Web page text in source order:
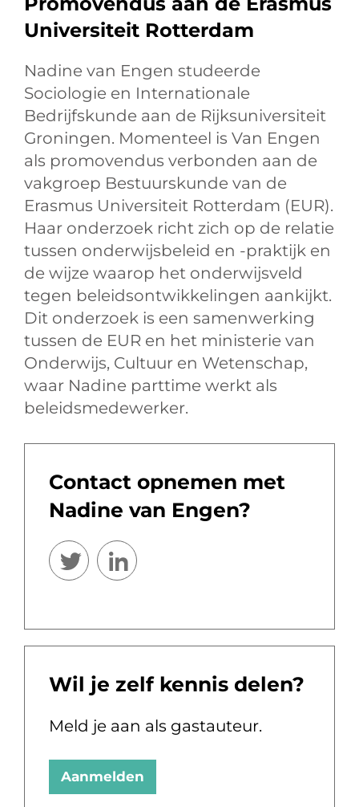
Universiteit Rotterdam
Nadine van Engen studeerde
Sociologie en Internationale
Bedrijfskunde aan de Rijksuniversiteit
Groningen. Momenteel is Van Engen
als promovendus verbonden aan de
vakgroep Bestuurskunde van de
Erasmus Universiteit Rotterdam (EUR).
Haar onderzoek richt zich op de relatie
tussen onderwijsbeleid en -praktijk en
de wijze waarop het onderwijsveld
tegen beleidsontwikkelingen aankijkt.
Dit onderzoek is een samenwerking
tussen de EUR en het ministerie van
Onderwijs, Cultuur en Wetenschap,
waar Nadine parttime werkt als
beleidsmedewerker.
Contact opnemen met
Nadine van Engen?
Wil je zelf kennis delen?
Meld je aan als gastauteur.
Aanmelden